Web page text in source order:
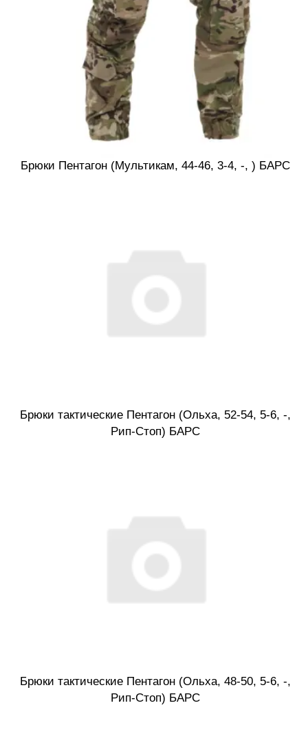
Брюки Пентагон (Мультикам, 44-46, 3-4, -, ) БАРС
Брюки тактические Пентагон (Ольха, 52-54, 5-6, -,
Рип-Стоп) БАРС
Брюки тактические Пентагон (Ольха, 48-50, 5-6, -,
Рип-Стоп) БАРС